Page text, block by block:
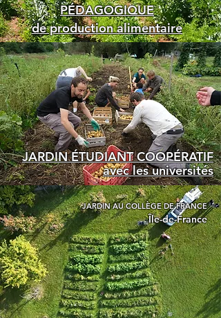
PÉDAGOGIQUE
de production alimentaire
JARDIN ÉTUDIANT COOPÉRATIF
avec les universités
JARDIN AU COLLÈGE DE FRANCE
Île-de-France